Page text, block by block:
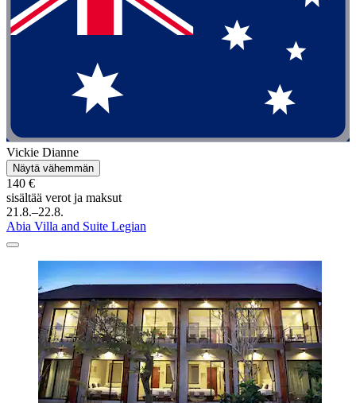
Vickie Dianne
Näytä vähemmän
140 €
sisältää verot ja maksut
21.8.–22.8.
Abia Villa and Suite Legian